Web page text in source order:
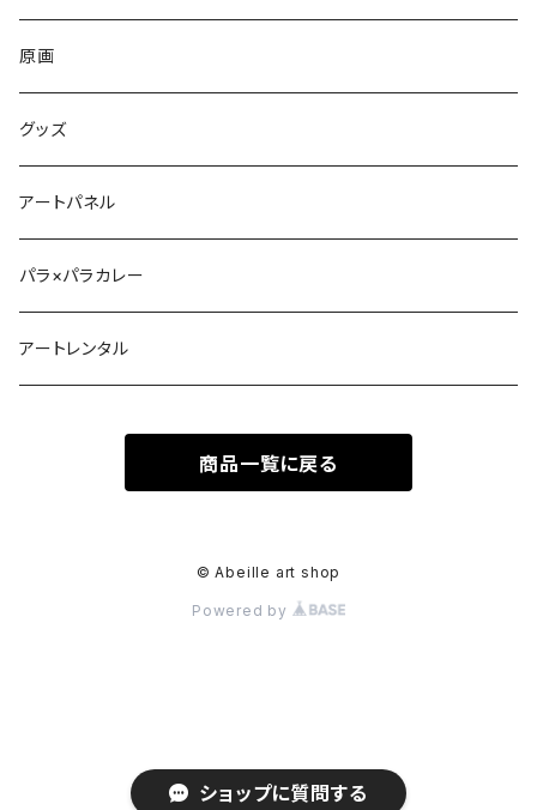
ショップに質問する
原画
グッズ
アートパネル
パラ×パラカレー
アートレンタル
商品一覧に戻る
© Abeille art shop
Powered by